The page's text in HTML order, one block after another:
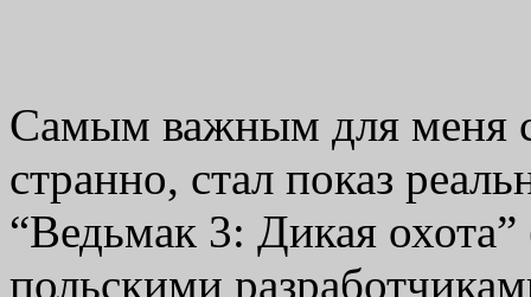
Самым важным для меня
странно, стал показ
“Ведьмак 3: Дикая
польскими